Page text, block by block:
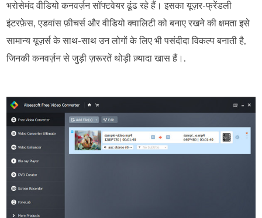
भरोसेमंद वीडियो कनवर्ज़न सॉफ्टवेयर ढूंढ रहे हैं। इसका यूज़र‑फ्रेंडली
इंटरफ़ेस, एडवांस फ़ीचर्स और वीडियो क्वालिटी को बनाए रखने की क्षमता इसे
सामान्य यूज़र्स के साथ‑साथ उन लोगों के लिए भी पसंदीदा विकल्प बनाती है,
जिनकी कनवर्ज़न से जुड़ी ज़रूरतें थोड़ी ज़्यादा खास हैं।.